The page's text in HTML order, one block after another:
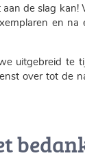
de slag
en
uitgebreid te
over tot de